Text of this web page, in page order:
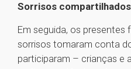
Sorrisos compartilhados
Em seguida, os presentes
sorrisos tomaram conta
participaram – crianças e